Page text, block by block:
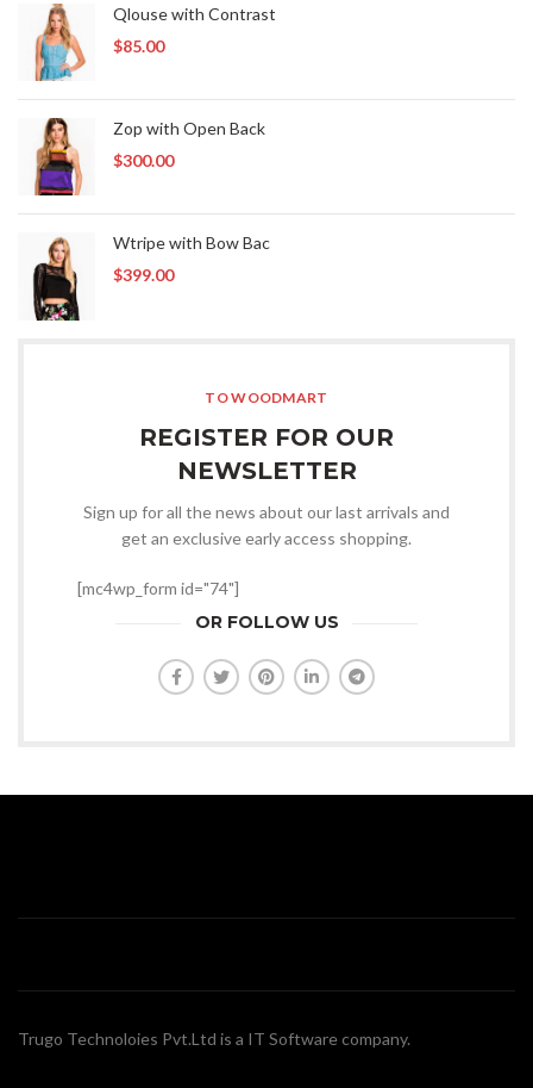
Qlouse with Contrast
$85.00
Zop with Open Back
$300.00
Wtripe with Bow Bac
$399.00
TO WOODMART
REGISTER FOR OUR
NEWSLETTER
Sign up for all the news about our last arrivals and
get an exclusive early access shopping.
[mc4wp_form id="74"]
OR FOLLOW US
Trugo Technoloies Pvt.Ltd is a IT Software company.